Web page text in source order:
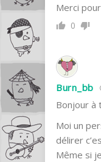
Merci
0
Burn_bb
Bonjour à
Moi un
délirer
Même si